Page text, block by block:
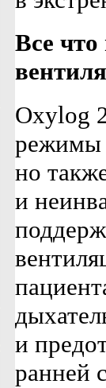
Все
Oxylog
режимы
но
и
и
ранней